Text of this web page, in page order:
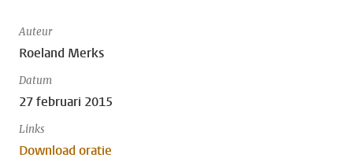
Auteur
Roeland Merks
Datum
27 februari 2015
Links
Download oratie